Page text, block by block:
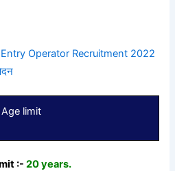
Operator Recruitment 2022
Age limit
:-20 years.